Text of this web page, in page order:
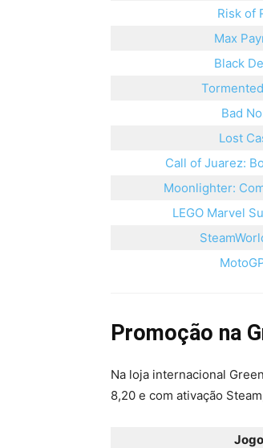
Risk of
Max
Black
Bad
Lost
Call of Juarez:
Moonlighter:
LEGO Marvel
Promoção na
Na loja internacional
8,20 e com ativação